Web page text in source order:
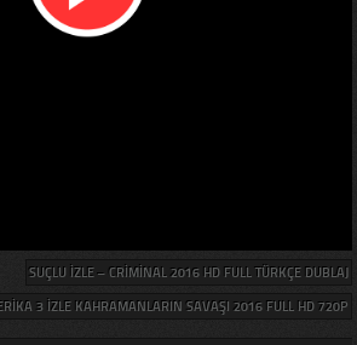
SUÇLU IZLE – CRIMINAL 2016 HD FULL TÜRKÇE DUBLAJ
3 IZLE KAHRAMANLARIN SAVAŞI 2016 FULL HD 720P